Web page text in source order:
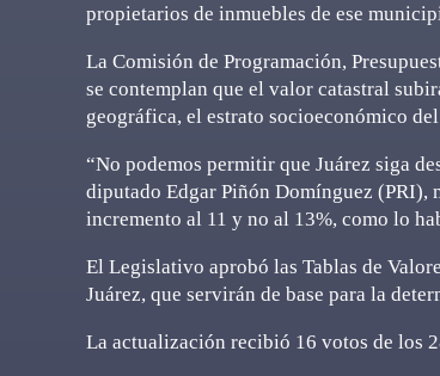
propietarios de inmuebles de ese
La Comisión de Programación,
se contemplan que el valor catastral
geográfica, el estrato socioeconómico
“No podemos permitir que Juárez siga
diputado Edgar Piñón Domínguez (PRI),
incremento al 11 y no al 13%, como lo
El Legislativo aprobó las Tablas de
Juárez, que servirán de base para la
La actualización recibió 16 votos de los